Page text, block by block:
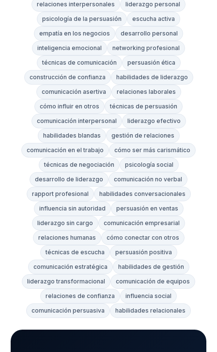
relaciones interpersonales
liderazgo personal
psicología de la persuasión
escucha activa
empatía en los negocios
desarrollo personal
inteligencia emocional
networking profesional
técnicas de comunicación
persuasión ética
construcción de confianza
habilidades de liderazgo
comunicación asertiva
relaciones laborales
cómo influir en otros
técnicas de persuasión
comunicación interpersonal
liderazgo efectivo
habilidades blandas
gestión de relaciones
comunicación en el trabajo
cómo ser más carismático
técnicas de negociación
psicología social
desarrollo de liderazgo
comunicación no verbal
rapport profesional
habilidades conversacionales
influencia sin autoridad
persuasión en ventas
liderazgo sin cargo
comunicación empresarial
relaciones humanas
cómo conectar con otros
técnicas de escucha
persuasión positiva
comunicación estratégica
habilidades de gestión
liderazgo transformacional
comunicación de equipos
relaciones de confianza
influencia social
comunicación persuasiva
habilidades relacionales